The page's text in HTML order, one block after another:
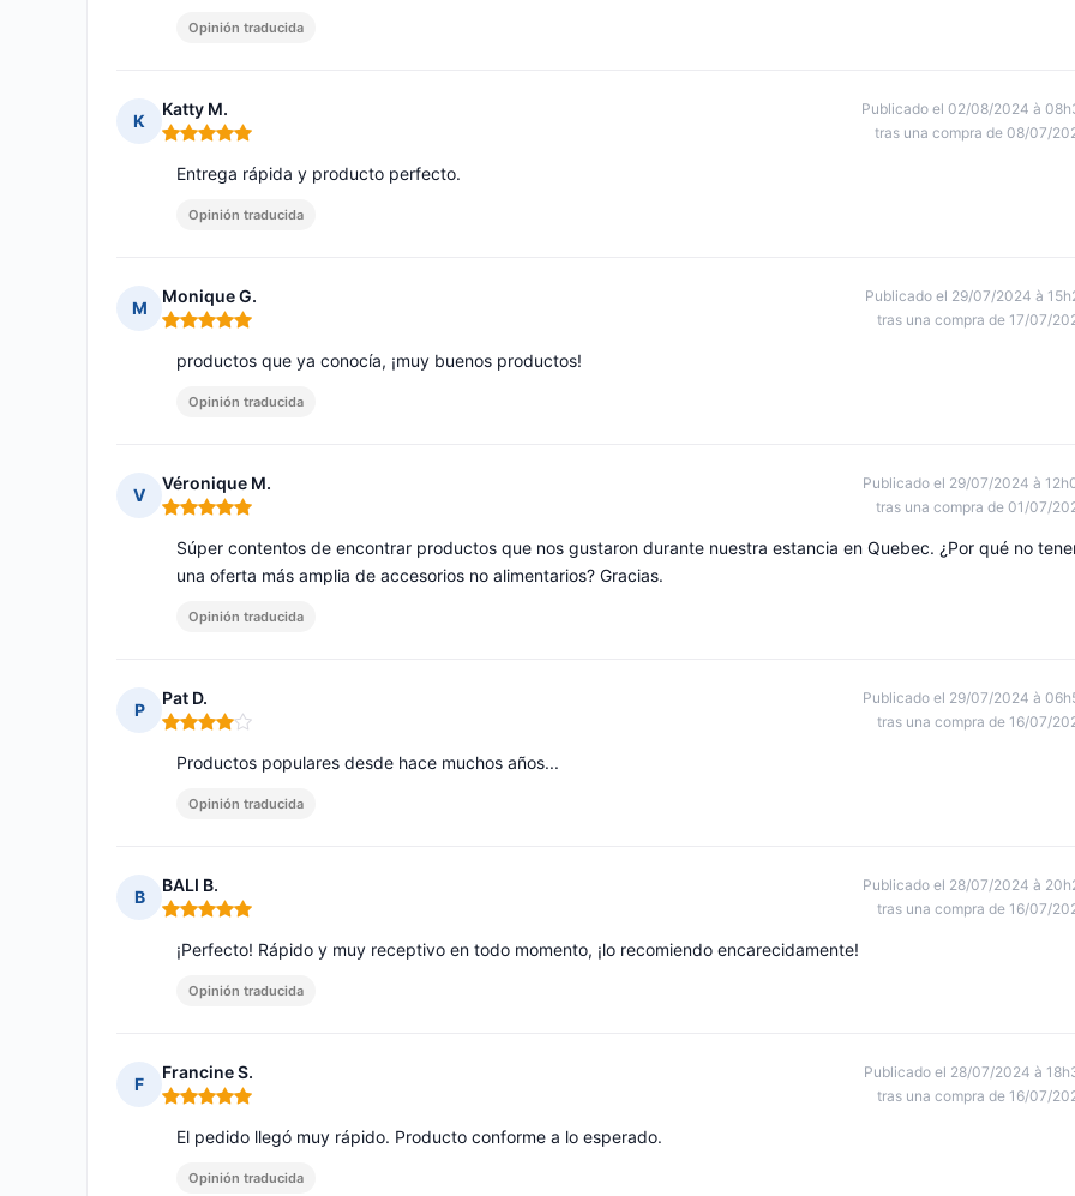
Opinión traducida
K
Katty M.
Nota: 5 de 5
Publicado el 02/08/2024 à
tras una compra de 08/07/
Entrega rápida y producto perfecto.
Opinión traducida
M
Monique G.
Nota: 5 de 5
Publicado el 29/07/2024 à
tras una compra de 17/07/
productos que ya conocía, ¡muy buenos productos!
Opinión traducida
V
Véronique M.
Nota: 5 de 5
Publicado el 29/07/2024 à
tras una compra de 01/07/
Súper contentos de encontrar productos que nos gustaron durante nuestra estancia en Quebec. ¿Por qué no
una oferta más amplia de accesorios no alimentarios? Gracias.
Opinión traducida
P
Pat D.
Nota: 4 de 5
Publicado el 29/07/2024 à
tras una compra de 16/07/
Productos populares desde hace muchos años...
Opinión traducida
B
BALI B.
Nota: 5 de 5
Publicado el 28/07/2024 à
tras una compra de 16/07/
¡Perfecto! Rápido y muy receptivo en todo momento, ¡lo recomiendo encarecidamente!
Opinión traducida
F
Francine S.
Nota: 5 de 5
Publicado el 28/07/2024 à
tras una compra de 16/07/
El pedido llegó muy rápido. Producto conforme a lo esperado.
Opinión traducida